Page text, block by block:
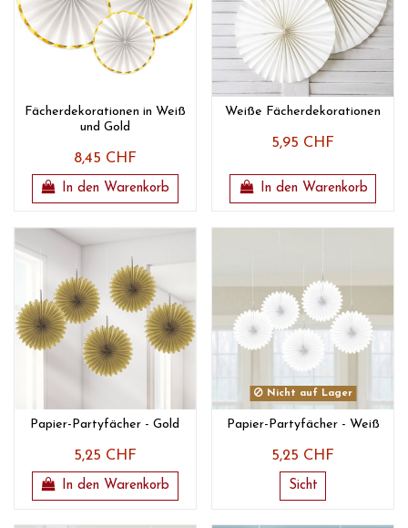
Fächerdekorationen in Weiß
und Gold
8,45 CHF
In den Warenkorb
Weiße Fächerdekorationen
5,95 CHF
In den Warenkorb
Papier-Partyfächer - Gold
5,25 CHF
In den Warenkorb
Nicht auf Lager
Papier-Partyfächer - Weiß
5,25 CHF
Sicht